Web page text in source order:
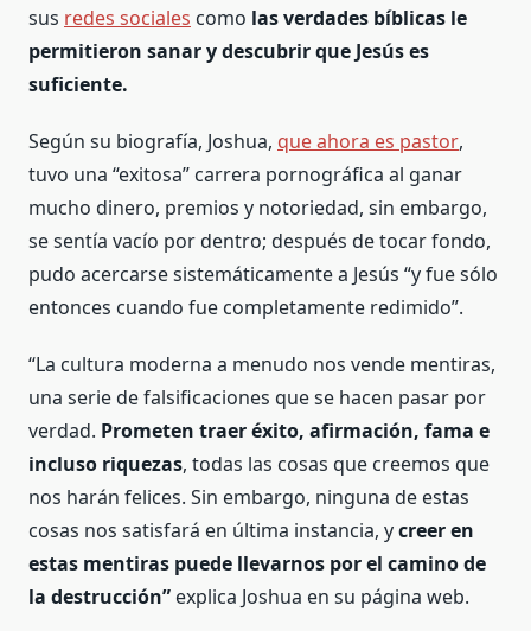
sus redes sociales como las verdades bíblicas le
permitieron sanar y descubrir que Jesús es
suficiente.
Según su biografía, Joshua, que ahora es pastor,
tuvo una “exitosa” carrera pornográfica al ganar
mucho dinero, premios y notoriedad, sin embargo,
se sentía vacío por dentro; después de tocar fondo,
pudo acercarse sistemáticamente a Jesús “y fue sólo
entonces cuando fue completamente redimido”.
“La cultura moderna a menudo nos vende mentiras,
una serie de falsificaciones que se hacen pasar por
verdad. Prometen traer éxito, afirmación, fama e
incluso riquezas, todas las cosas que creemos que
nos harán felices. Sin embargo, ninguna de estas
cosas nos satisfará en última instancia, ycreer en
estas mentiras puede llevarnos por el camino de
la destrucción” explica Joshua en su página web.